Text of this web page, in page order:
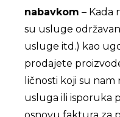
nabavkom – Kada
su usluge
usluge itd.) kao
prodajete
ličnosti koji su
usluga ili isporuka